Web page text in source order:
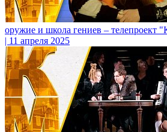
оружие и школа гениев – телепроект
| 11 апреля 2025